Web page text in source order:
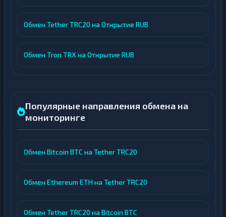
Обмен Tether TRC20 на Открытие RUB
Обмен Tron TRX на Открытие RUB
Популярные направления обмена на
мониторинге
Обмен Bitcoin BTC на Tether TRC20
Обмен Ethereum ETH на Tether TRC20
Обмен Tether TRC20 на Bitcoin BTC